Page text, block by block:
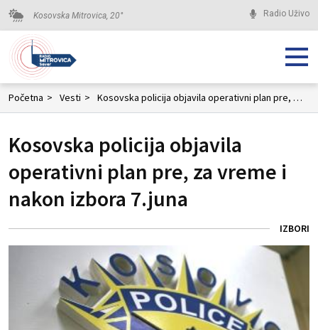
Kosovska Mitrovica, 20° Radio Uživo
Početna > Vesti > Kosovska policija objavila operativni plan pre, za vreme i nakon izbora 7.juna
Kosovska policija objavila
operativni plan pre, za vreme i
nakon izbora 7.juna
IZBORI